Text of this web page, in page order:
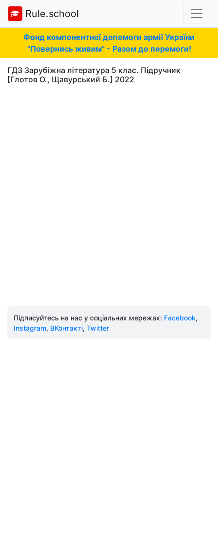
Rule.school
Фонд компонентної допомоги армії України
"Повернись живим" - Разом до перемоги!
ГДЗ Зарубіжна література 5 клас. Підручник
[Глотов О., Щавурський Б.] 2022
Підписуйтесь на нас у соціальних мережах: Facebook,
Instagram, ВКонтакті, Twitter